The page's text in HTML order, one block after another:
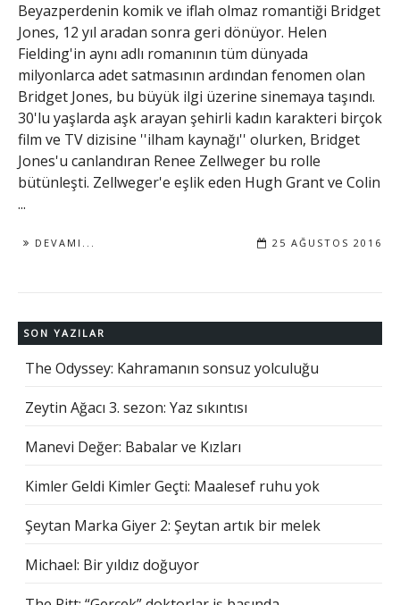
Beyazperdenin komik ve iflah olmaz romantiği Bridget
Jones, 12 yıl aradan sonra geri dönüyor. Helen
Fielding'in aynı adlı romanının tüm dünyada
milyonlarca adet satmasının ardından fenomen olan
Bridget Jones, bu büyük ilgi üzerine sinemaya taşındı.
30'lu yaşlarda aşk arayan şehirli kadın karakteri birçok
film ve TV dizisine ''ilham kaynağı'' olurken, Bridget
Jones'u canlandıran Renee Zellweger bu rolle
bütünleşti. Zellweger'e eşlik eden Hugh Grant ve Colin
...
DEVAMI... 25 AĞUSTOS 2016
SON YAZILAR
The Odyssey: Kahramanın sonsuz yolculuğu
Zeytin Ağacı 3. sezon: Yaz sıkıntısı
Manevi Değer: Babalar ve Kızları
Kimler Geldi Kimler Geçti: Maalesef ruhu yok
Şeytan Marka Giyer 2: Şeytan artık bir melek
Michael: Bir yıldız doğuyor